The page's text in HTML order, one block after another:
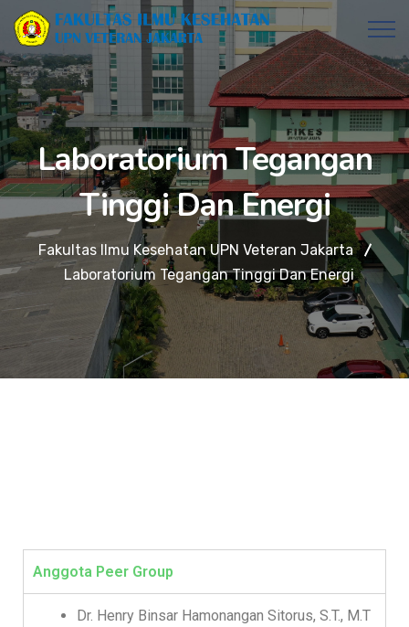
Laboratorium Tegangan
Tinggi Dan Energi
Fakultas Ilmu Kesehatan UPN Veteran Jakarta
Laboratorium Tegangan Tinggi Dan Energi
Anggota Peer Group
Dr. Henry Binsar Hamonangan Sitorus, S.T., M.T